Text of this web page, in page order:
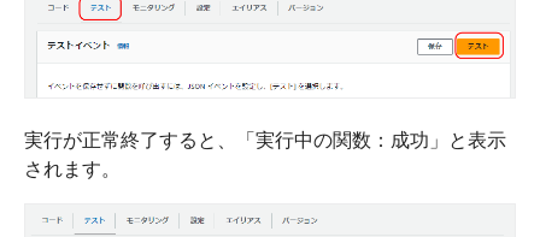
実行が正常終了すると、「実行中の関数：成功」と表示
されます。